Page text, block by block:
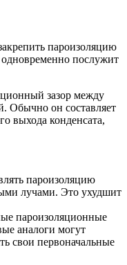
пароизоляцию
послужит
зазор между
Обычно он составляет
выхода конденсата,
пароизоляцию
лучами. Это ухудшит
пароизоляционные
аналоги могут
свои первоначальные